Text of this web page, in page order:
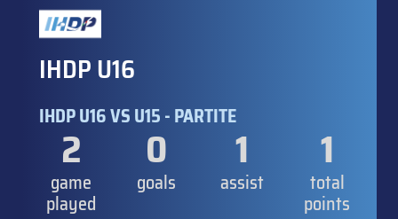
IHDP U16
IHDP U16 VS U15 - PARTITE
2
game
played
0
goals
1
assist
1
total
points